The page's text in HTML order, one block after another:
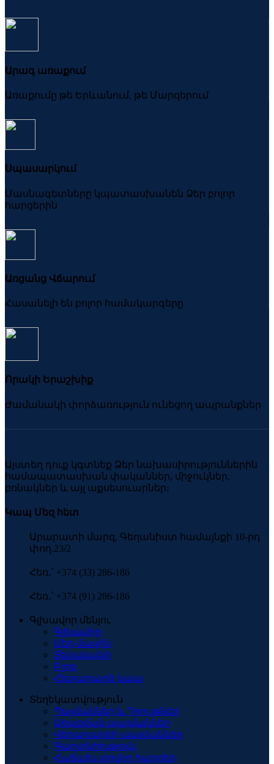
Արագ առաքում
Առաքումը թե Երևանում, թե Մարզերում
Սպասարկում
Մասնագետները կպատասխանեն Ձեր բոլոր
հարցերին
Առցանց Վճարում
Հասանելի են բոլոր համակարգերը
Որակի Երաշխիք
Ժամանակի փորձառություն ունեցող ապրանքներ
Այստեղ դուք կգտնեք Ձեր նախասիրություններին
համապատասխան փականներ, միջուկներ,
բռնակներ և այլ աքսեսուարներ։
Կապ Մեզ հետ
Արարատի մարզ, Գեղանիստ համայնքի 10-րդ
փող.23/2
Հեռ․՝ +374 (33) 286-186
Հեռ․՝ +374 (91) 286-186
Գլխավոր մենյու
Գլխավոր
Մեր մասին
Տեսականի
Բլոգ
Հետադարձ կապ
Տեղեկատվություն
Պայմաններ և Դրույթներ
Առաքման պայմաններ
Վերադարձի պայմաններ
Գաղտնիություն
Հաճախ տրվող հարցեր